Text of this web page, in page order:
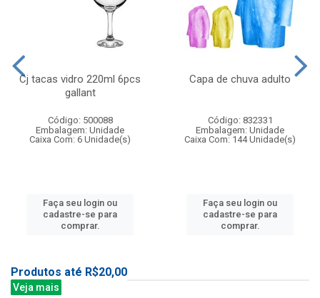
Cj tacas vidro 220ml 6pcs
gallant
Código: 500088
Embalagem: Unidade
Caixa Com: 6 Unidade(s)
Faça seu login ou
cadastre-se para
comprar.
Capa de chuva adulto
Código: 832331
Embalagem: Unidade
Caixa Com: 144 Unidade(s)
Faça seu login ou
cadastre-se para
comprar.
Produtos até R$20,00
Veja mais